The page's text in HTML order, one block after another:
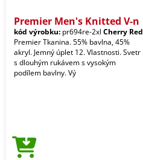
Premier Men's Knitted V-n
kód výrobku: pr694re-2xl Cherry Red
Premier Tkanina. 55% bavlna, 45%
akryl. Jemný úplet 12. Vlastnosti. Svetr
s dlouhým rukávem s vysokým
podílem bavlny. Vý